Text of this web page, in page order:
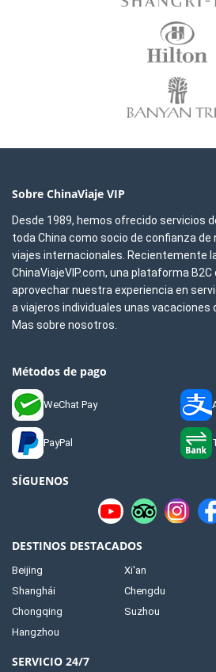
Sobre ChinaViaje VIP
Desde 1989, hemos ofrecido servicios
toda China como socio de confianza
viajes internacionales. Recientemente
ChinaViajeVIP.com, una plataforma
aprovechar nuestra experiencia en
a viajeros individuales unas vacaciones
Mas sobre nosotros.
Métodos de pago
WeChat Pay
PayPal
SÍGUENOS
DESTINOS DESTACADOS
Beijing Xi'an
Shanghái
Chengdu
Chongqing
Suzhou
Hangzhou
SERVICIO 24/7